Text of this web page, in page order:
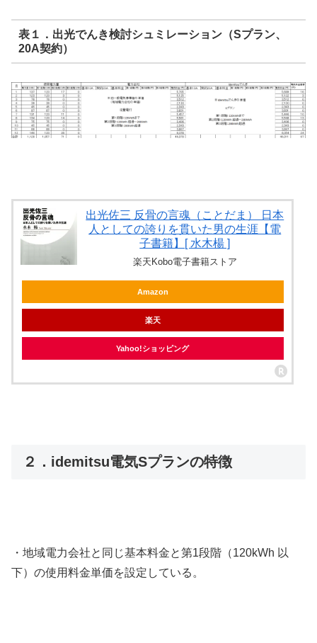
表１．出光でんき検討シュミレーション（Sプラン、
20A契約）
出光佐三 反骨の言魂（ことだま） 日本
人としての誇りを貫いた男の生涯【電
子書籍】[ 水木楊 ]
楽天Kobo電子書籍ストア
Amazon
楽天
Yahoo!ショッピング
２．idemitsu電気Sプランの特徴
・地域電力会社と同じ基本料金と第1段階（120kWh 以
下）の使用料金単価を設定している。